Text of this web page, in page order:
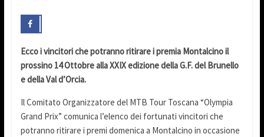
Ecco i vincitori che potranno ritirare i premia Montalcino il
prossino 14 Ottobre alla XXIX edizione della G.F. del Brunello
e della Val d’Orcia.
Il Comitato Organizzatore del MTB Tour Toscana “Olympia
Grand Prix” comunica l’elenco dei fortunati vincitori che
potranno ritirare i premi domenica a Montalcino in occasione